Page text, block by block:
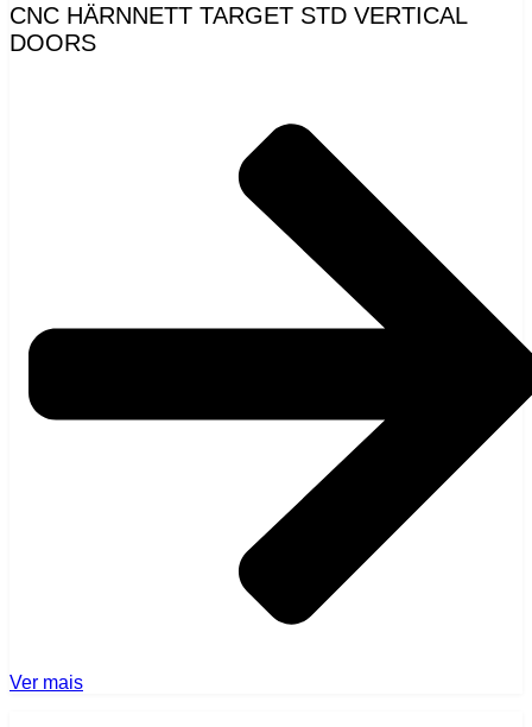
CNC HÄRNNETT TARGET STD VERTICAL
DOORS
Ver mais